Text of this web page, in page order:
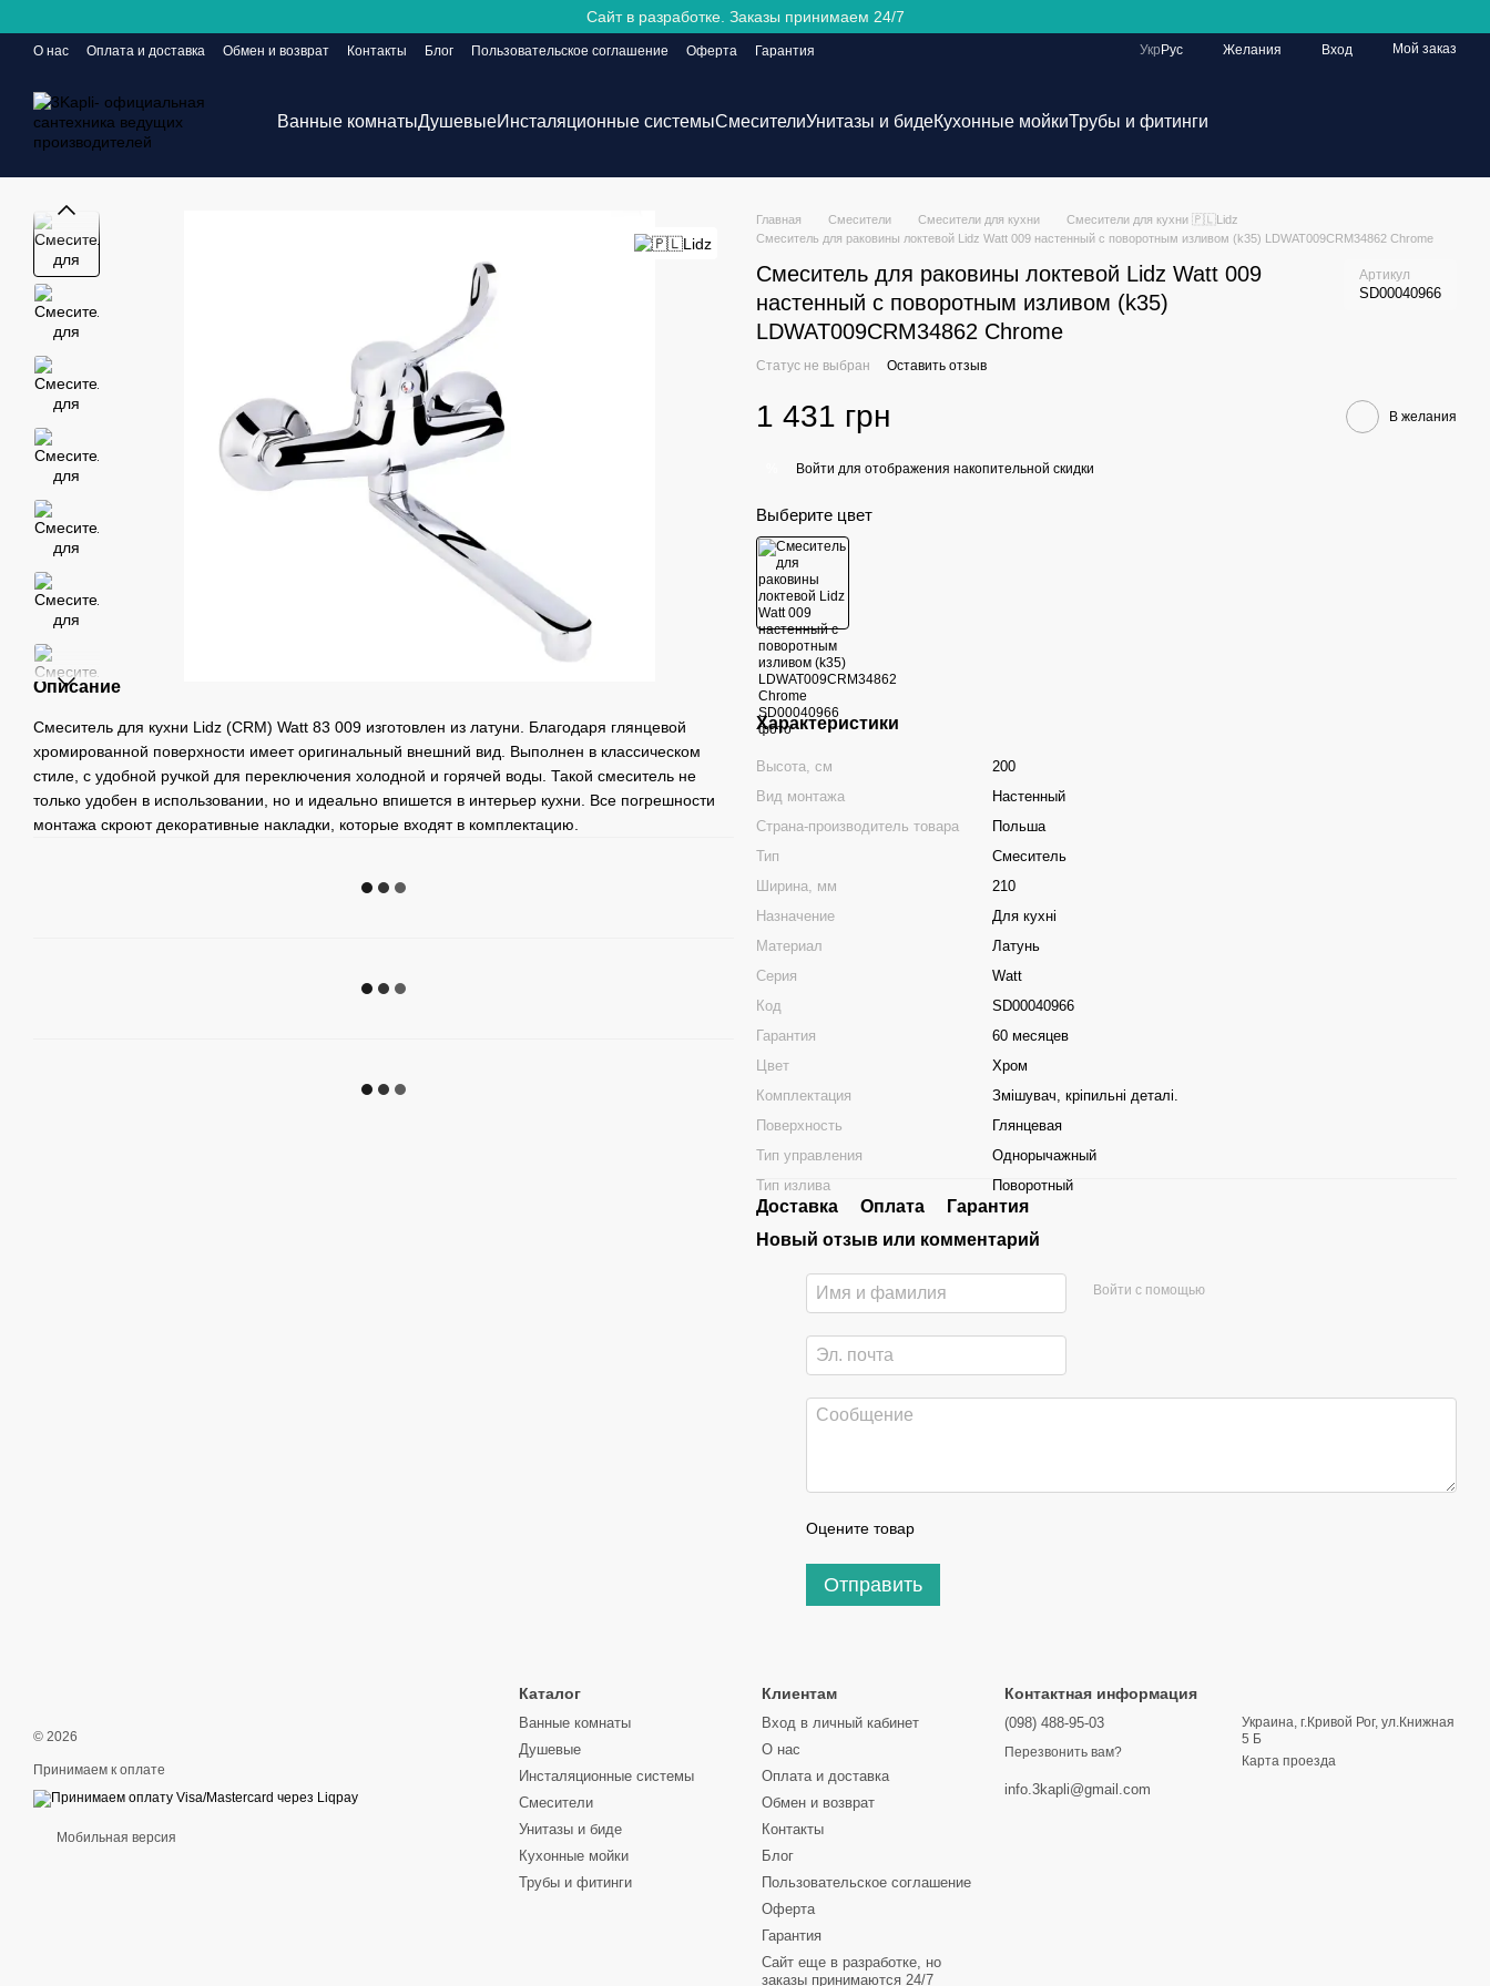
Сайт в разработке. Заказы принимаем 24/7
О нас Оплата и доставка Обмен и возврат Контакты Блог Пользовательское соглашение Оферта
Гарантия
Укр Рус Желания Вход Мой заказ
Ванные комнатыДушевыеИнсталяционные системыСмесителиУнитазы и бидеКухонные мойкиТрубы и фитинги
Описание
Смеситель для кухни Lidz (CRM) Watt 83 009 изготовлен из латуни. Благодаря глянцевой
хромированной поверхности имеет оригинальный внешний вид. Выполнен в классическом
стиле, с удобной ручкой для переключения холодной и горячей воды. Такой смеситель не
только удобен в использовании, но и идеально впишется в интерьер кухни. Все погрешности
монтажа скроют декоративные накладки, которые входят в комплектацию.
Главная Смесители Смесители для кухни
Смесители для кухни 🇵🇱Lidz
Смеситель для раковины локтевой Lidz Watt 009 настенный с поворотным изливом (k35) LDWAT009CRM34862 Chrome
Смеситель для раковины локтевой Lidz Watt 009
настенный с поворотным изливом (k35)
LDWAT009CRM34862 Chrome
Артикул
SD00040966
Статус не выбран Оставить отзыв
1 431 грн В желания
Войти для отображения накопительной скидки
Выберите цвет
Характеристики
Высота, см
200
Вид монтажа
Настенный
Страна-производитель товара
Польша
Тип
Смеситель
Ширина, мм
210
Назначение
Для кухні
Материал
Латунь
Серия
Watt
Код
SD00040966
Гарантия
60 месяцев
Цвет
Хром
Комплектация
Змішувач, кріпильні деталі.
Поверхность
Глянцевая
Тип управления
Однорычажный
Тип излива
Поворотный
Доставка Оплата
Гарантия
Новый отзыв или комментарий
Войти с помощью
Оцените товар
Отправить
© 2026
Принимаем к оплате
Мобильная версия
Каталог
Ванные комнаты
Душевые
Инсталяционные системы
Смесители
Унитазы и биде
Кухонные мойки
Трубы и фитинги
Клиентам
Вход в личный кабинет
О нас
Оплата и доставка
Обмен и возврат
Контакты
Блог
Пользовательское соглашение
Оферта
Гарантия
Сайт еще в разработке, но
заказы принимаются 24/7
Контактная информация
(098) 488-95-03
Перезвонить вам?
info.3kapli@gmail.com
Украина, г.Кривой Рог, ул.Книжная
5 Б
Карта проезда